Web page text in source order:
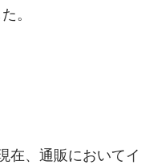
。
在、通販においてイ